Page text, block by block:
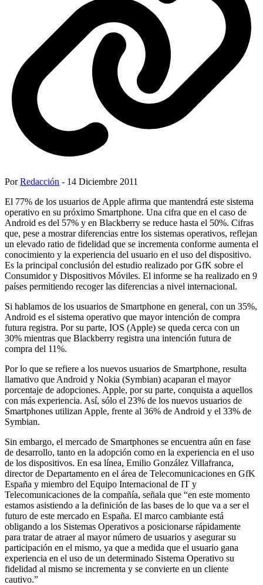
PorRedacción - 14 Diciembre 2011
El 77% de los usuarios de Apple afirma que mantendrá este sistema
operativo en su próximo Smartphone. Una cifra que en el caso de
Android es del 57% y en Blackberry se reduce hasta el 50%. Cifras
que, pese a mostrar diferencias entre los sistemas operativos, reflejan
un elevado ratio de fidelidad que se incrementa conforme aumenta el
conocimiento y la experiencia del usuario en el uso del dispositivo.
Es la principal conclusión del estudio realizado por GfK sobre el
Consumidor y Dispositivos Móviles. El informe se ha realizado en 9
países permitiendo recoger las diferencias a nivel internacional.
Si hablamos de los usuarios de Smartphone en general, con un 35%,
Android es el sistema operativo que mayor intención de compra
futura registra. Por su parte, IOS (Apple) se queda cerca con un
30% mientras que Blackberry registra una intención futura de
compra del 11%.
Por lo que se refiere a los nuevos usuarios de Smartphone, resulta
llamativo que Android y Nokia (Symbian) acaparan el mayor
porcentaje de adopciones. Apple, por su parte, conquista a aquellos
con más experiencia. Así, sólo el 23% de los nuevos usuarios de
Smartphones utilizan Apple, frente al 36% de Android y el 33% de
Symbian.
Sin embargo, el mercado de Smartphones se encuentra aún en fase
de desarrollo, tanto en la adopción como en la experiencia en el uso
de los dispositivos. En esa línea, Emilio González Villafranca,
director de Departamento en el área de Telecomunicaciones en GfK
España y miembro del Equipo Internacional de IT y
Telecomunicaciones de la compañía, señala que “en este momento
estamos asistiendo a la definición de las bases de lo que va a ser el
futuro de este mercado en España. El marco cambiante está
obligando a los Sistemas Operativos a posicionarse rápidamente
para tratar de atraer al mayor número de usuarios y asegurar su
participación en el mismo, ya que a medida que el usuario gana
experiencia en el uso de un determinado Sistema Operativo su
fidelidad al mismo se incrementa y se convierte en un cliente
cautivo.”